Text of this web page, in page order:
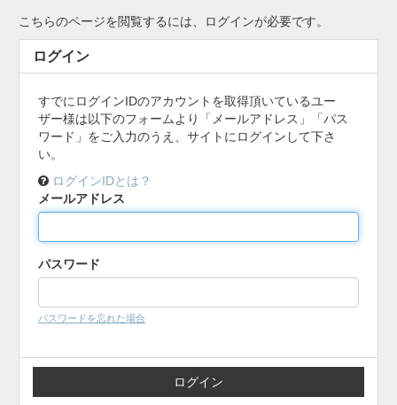
こちらのページを閲覧するには、ログインが必要です。
ログイン
すでにログインIDのアカウントを取得頂いているユー
ザー様は以下のフォームより「メールアドレス」「パス
ワード」をご入力のうえ、サイトにログインして下さ
い。
ログインIDとは？
メールアドレス
パスワード
パスワードを忘れた場合